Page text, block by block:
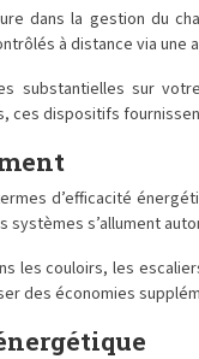
dans la gestion du
à distance via
substantielles sur
ces dispositifs
d’efficacité
systèmes s’allument
les couloirs, les
des économies